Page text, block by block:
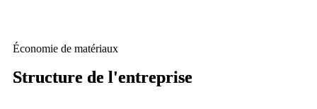
Économie de matériaux
Structure de l'entreprise
Structure de l'entreprise